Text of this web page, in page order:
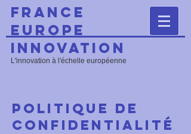
France
Europe
Innovation
L'innovation à l'échelle européenne
Politique de
confidentialité